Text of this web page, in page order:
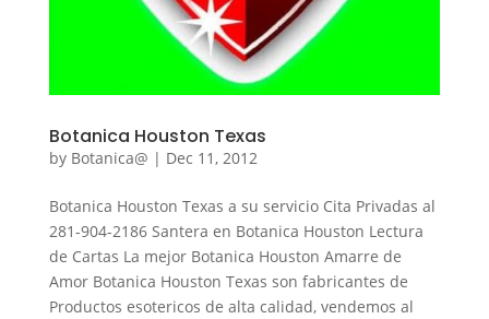
Botanica Houston Texas
by Botanica@ | Dec 11, 2012
Botanica Houston Texas a su servicio Cita Privadas al
281-904-2186 Santera en Botanica Houston Lectura
de Cartas La mejor Botanica Houston Amarre de
Amor Botanica Houston Texas son fabricantes de
Productos esotericos de alta calidad, vendemos al